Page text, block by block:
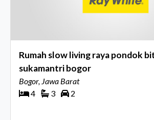
Rumah slow living raya pondok
sukamantri bogor
Bogor, Jawa Barat
4
3 2